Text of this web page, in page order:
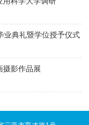
业典礼暨学位授予仪式
摄影作品展